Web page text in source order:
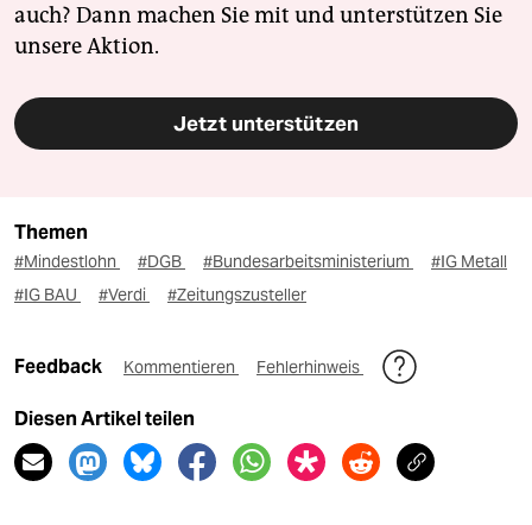
auch? Dann machen Sie mit und unterstützen Sie
unsere Aktion.
Jetzt unterstützen
Themen
#Mindestlohn #DGB #Bundesarbeitsministerium
#IG Metall
#IG BAU
#Verdi #Zeitungszusteller
Feedback Kommentieren Fehlerhinweis
Diesen Artikel teilen